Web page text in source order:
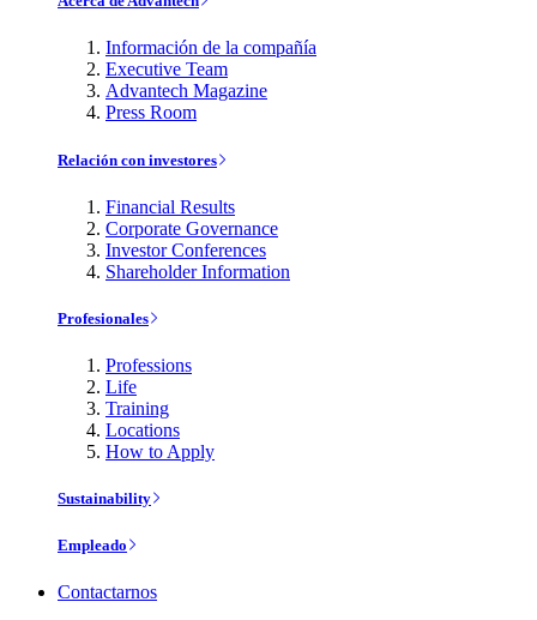
Información de la compañía
Executive Team
Advantech Magazine
Press Room
Relación con investores
Financial Results
Corporate Governance
Investor Conferences
Shareholder Information
Profesionales
Professions
Life
Training
Locations
How to Apply
Sustainability
Empleado
Contactarnos